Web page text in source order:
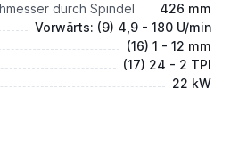
durch Spindel
426 mm
Vorwärts: (9) 4,9 - 180 U/min
(16) 1 - 12 mm
(17) 24 - 2 TPI
22 kW